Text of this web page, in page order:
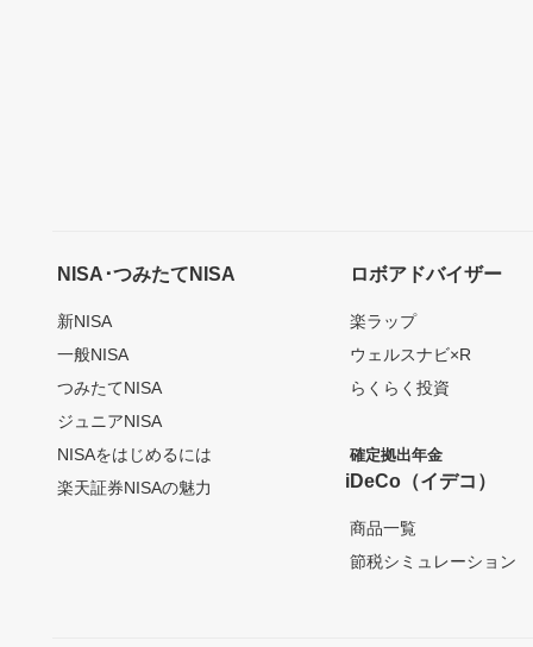
NISA･つみたてNISA
新NISA
一般NISA
つみたてNISA
ジュニアNISA
NISAをはじめるには
楽天証券NISAの魅力
ロボアドバイザー
楽ラップ
ウェルスナビ×R
らくらく投資
確定拠出年金
iDeCo（イデコ）
商品一覧
節税シミュレーション